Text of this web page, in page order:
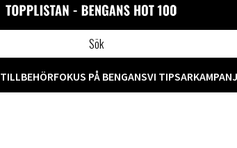
TILLBEHÖRFOKUS PÅ BENGANSVI TIPSAR